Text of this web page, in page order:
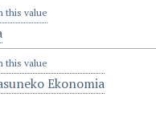
this value
this value
Ekonomia